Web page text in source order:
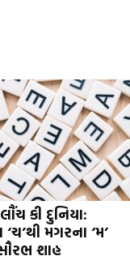
કી દુનિયા:
મગરના ‘મ’
શાહ